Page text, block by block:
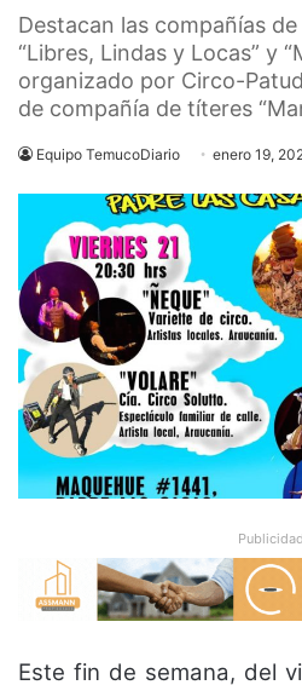
Destacan las compañías de
“Libres, Lindas y Locas” y
organizado por Circo-
de compañía de títeres
Equipo TemucoDiario enero 19,
Publicidad
Este fin de semana, del